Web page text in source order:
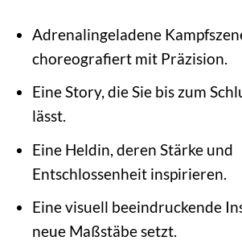
Adrenalingeladene
choreografiert mit Präzision.
Eine Story, die Sie bis zum
lässt.
Eine Heldin, deren Stärke und
Entschlossenheit inspirieren.
Eine visuell beeindruckende
neue Maßstäbe setzt.